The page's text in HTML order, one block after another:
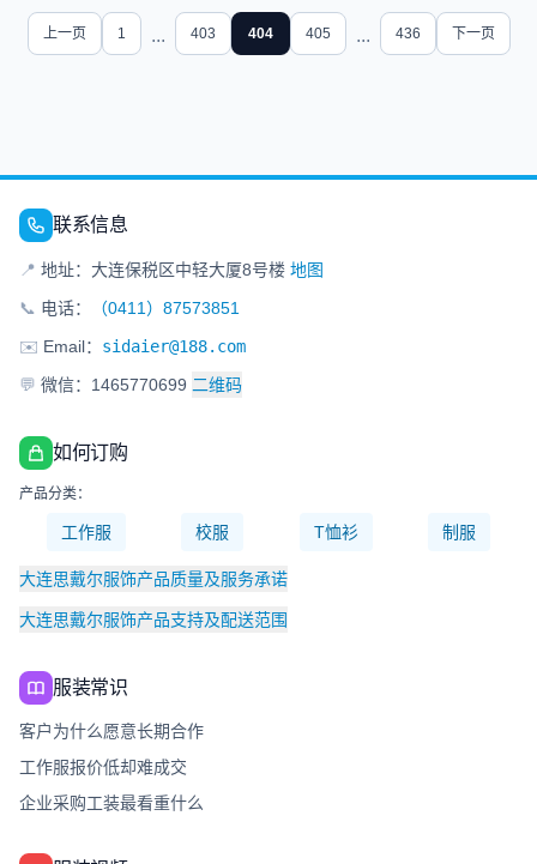
上一页 1 ... 403 404 405 ... 436 下一页
联系信息
📍 地址：大连保税区中轻大厦8号楼 地图
📞 电话：
（0411）87573851
✉️ Email： sidaier@188.com
💬 微信：1465770699 二维码
如何订购
产品分类：
工作服 校服 T恤衫 制服
大连思戴尔服饰产品质量及服务承诺
大连思戴尔服饰产品支持及配送范围
服装常识
客户为什么愿意长期合作
工作服报价低却难成交
企业采购工装最看重什么